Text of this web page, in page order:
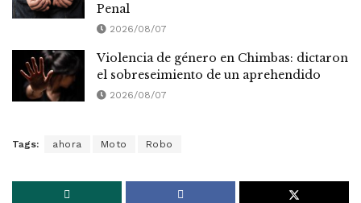
Penal
2026/08/07
Violencia de género en Chimbas: dictaron
el sobreseimiento de un aprehendido
2026/08/07
Tags: ahora Moto Robo